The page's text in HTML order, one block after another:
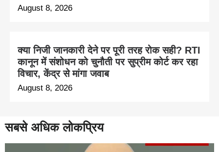
August 8, 2026
क्या निजी जानकारी देने पर पूरी तरह रोक सही? RTI
कानून में संशोधन को चुनौती पर सुप्रीम कोर्ट कर रहा
विचार, केंद्र से मांगा जवाब
August 8, 2026
सबसे अधिक लोकप्रिय